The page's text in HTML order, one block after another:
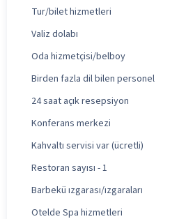
Tur/bilet hizmetleri
Valiz dolabı
Oda hizmetçisi/belboy
Birden fazla dil bilen personel
24 saat açık resepsiyon
Konferans merkezi
Kahvaltı servisi var (ücretli)
Restoran sayısı - 1
Barbekü ızgarası/ızgaraları
Otelde Spa hizmetleri